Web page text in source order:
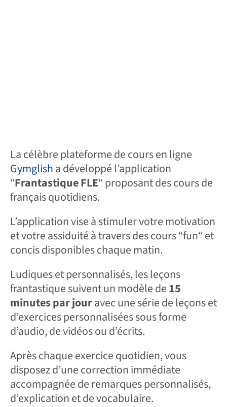
La célèbre plateforme de cours en ligne
Gymglisha développé l’application
“Frantastique FLE“ proposant des cours de
français quotidiens.
L’application vise à stimuler votre motivation
et votre assiduité à travers des cours “fun“ et
concis disponibles chaque matin.
Ludiques et personnalisés, les leçons
frantastique suivent un modèle de15
minutes par jouravec une série de leçons et
d’exercices personnalisées sous forme
d’audio, de vidéos ou d’écrits.
Après chaque exercice quotidien, vous
disposez d’une correction immédiate
accompagnée de remarques personnalisés,
d’explication et de vocabulaire.